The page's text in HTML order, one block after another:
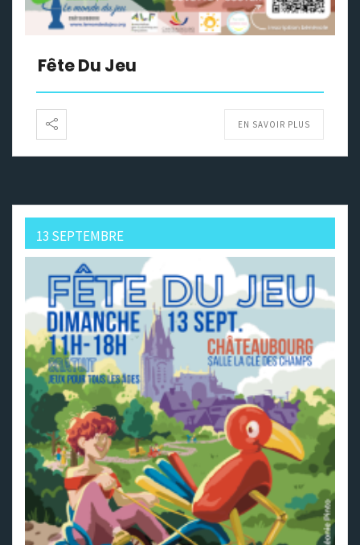
Fête Du Jeu
EN SAVOIR PLUS
13 SEPTEMBRE